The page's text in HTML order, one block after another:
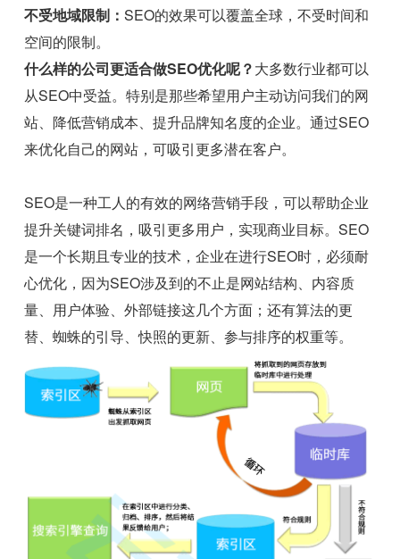
不受地域限制：SEO的效果可以覆盖全球，不受时间和
空间的限制。
什么样的公司更适合做SEO优化呢？大多数行业都可以
从SEO中受益。特别是那些希望用户主动访问我们的网
站、降低营销成本、提升品牌知名度的企业。通过SEO
来优化自己的网站，可吸引更多潜在客户。
SEO是一种工人的有效的网络营销手段，可以帮助企业
提升关键词排名，吸引更多用户，实现商业目标。SEO
是一个长期且专业的技术，企业在进行SEO时，必须耐
心优化，因为SEO涉及到的不止是网站结构、内容质
量、用户体验、外部链接这几个方面；还有算法的更
替、蜘蛛的引导、快照的更新、参与排序的权重等。